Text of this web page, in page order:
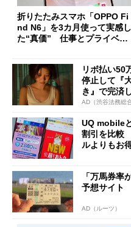
折りたたみスマホ「OPPO Fi
nd N6」を3カ月使って実感し
た“真価” 仕事とプライベー
リボ払い50
停止して『
き』で完済
AD（渋谷法務総
UQ mobile
割引を比較
ルよりもお
「万馬券率
予想サイト
AD（ルーツ）